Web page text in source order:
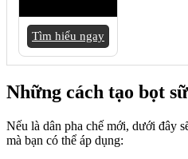
Tìm hiểu ngay
Những cách tạo bọt
Nếu là dân pha chế mới, dưới đây
mà bạn có thể áp dụng: